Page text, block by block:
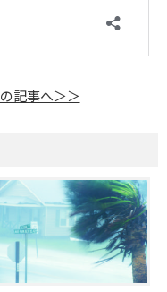
記事へ＞＞